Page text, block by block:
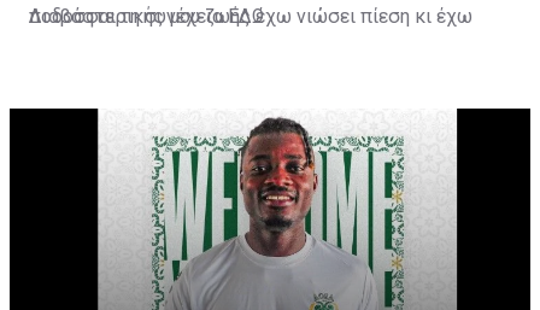
ποδοσφαιρικής μου ζωής έχω νιώσει πίεση κι έχω
Διαβάστε τη συνέχειαΕΔΩ